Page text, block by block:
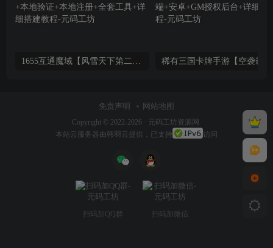
1655互通魔域【风雪天下第二季】最新整理Win系半手工服务端+本地验证+本地注册+全套工具+详细搭建教程
免责声明 网站地图
Copyright © 2022-2026 · 元码工坊资源网
本站 云服务器由韩羽云提供，已支持 访问
扫码加QQ群 扫码加微信